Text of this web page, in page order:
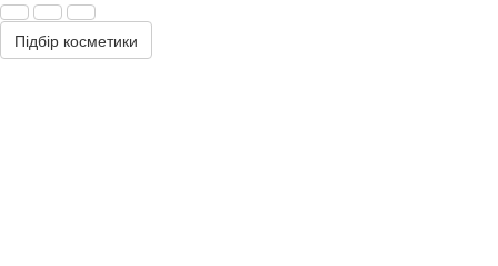
Підбір косметики